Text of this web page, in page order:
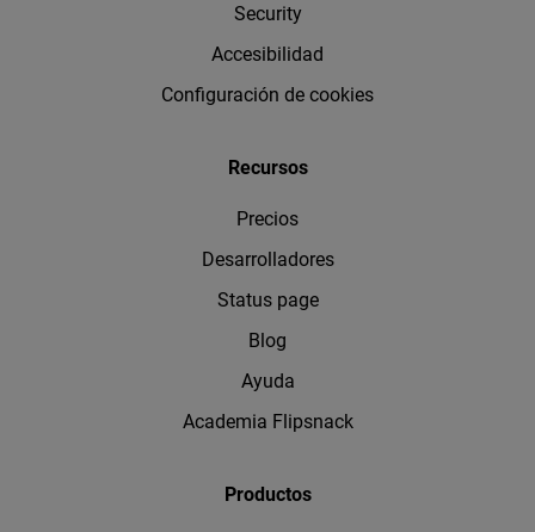
Security
Accesibilidad
Configuración de cookies
Recursos
Precios
Desarrolladores
Status page
Blog
Ayuda
Academia Flipsnack
Productos